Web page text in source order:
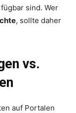
sind. Wer
, sollte daher
vs.
auf Portalen